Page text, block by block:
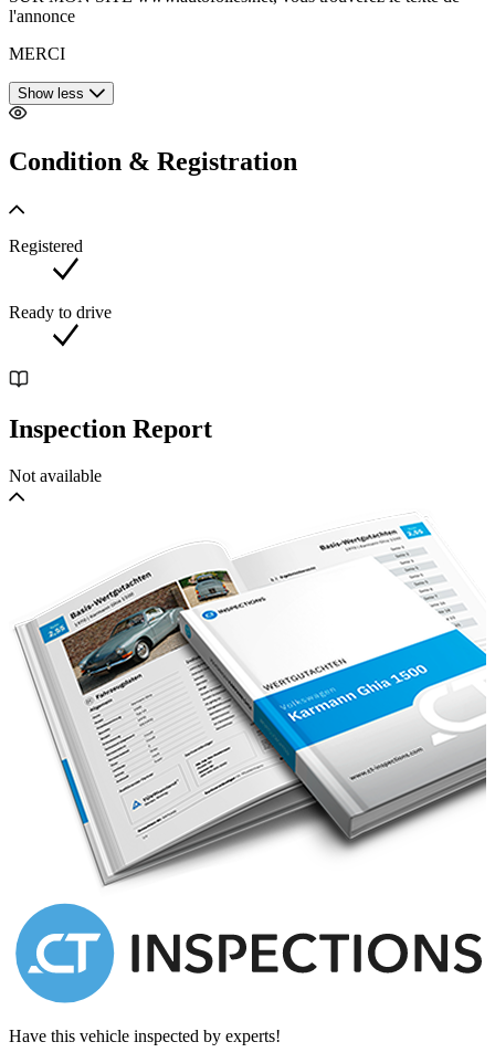
l'annonce
MERCI
Show less
Condition & Registration
Registered
Ready to drive
Inspection Report
Not available
Have this vehicle inspected by experts!